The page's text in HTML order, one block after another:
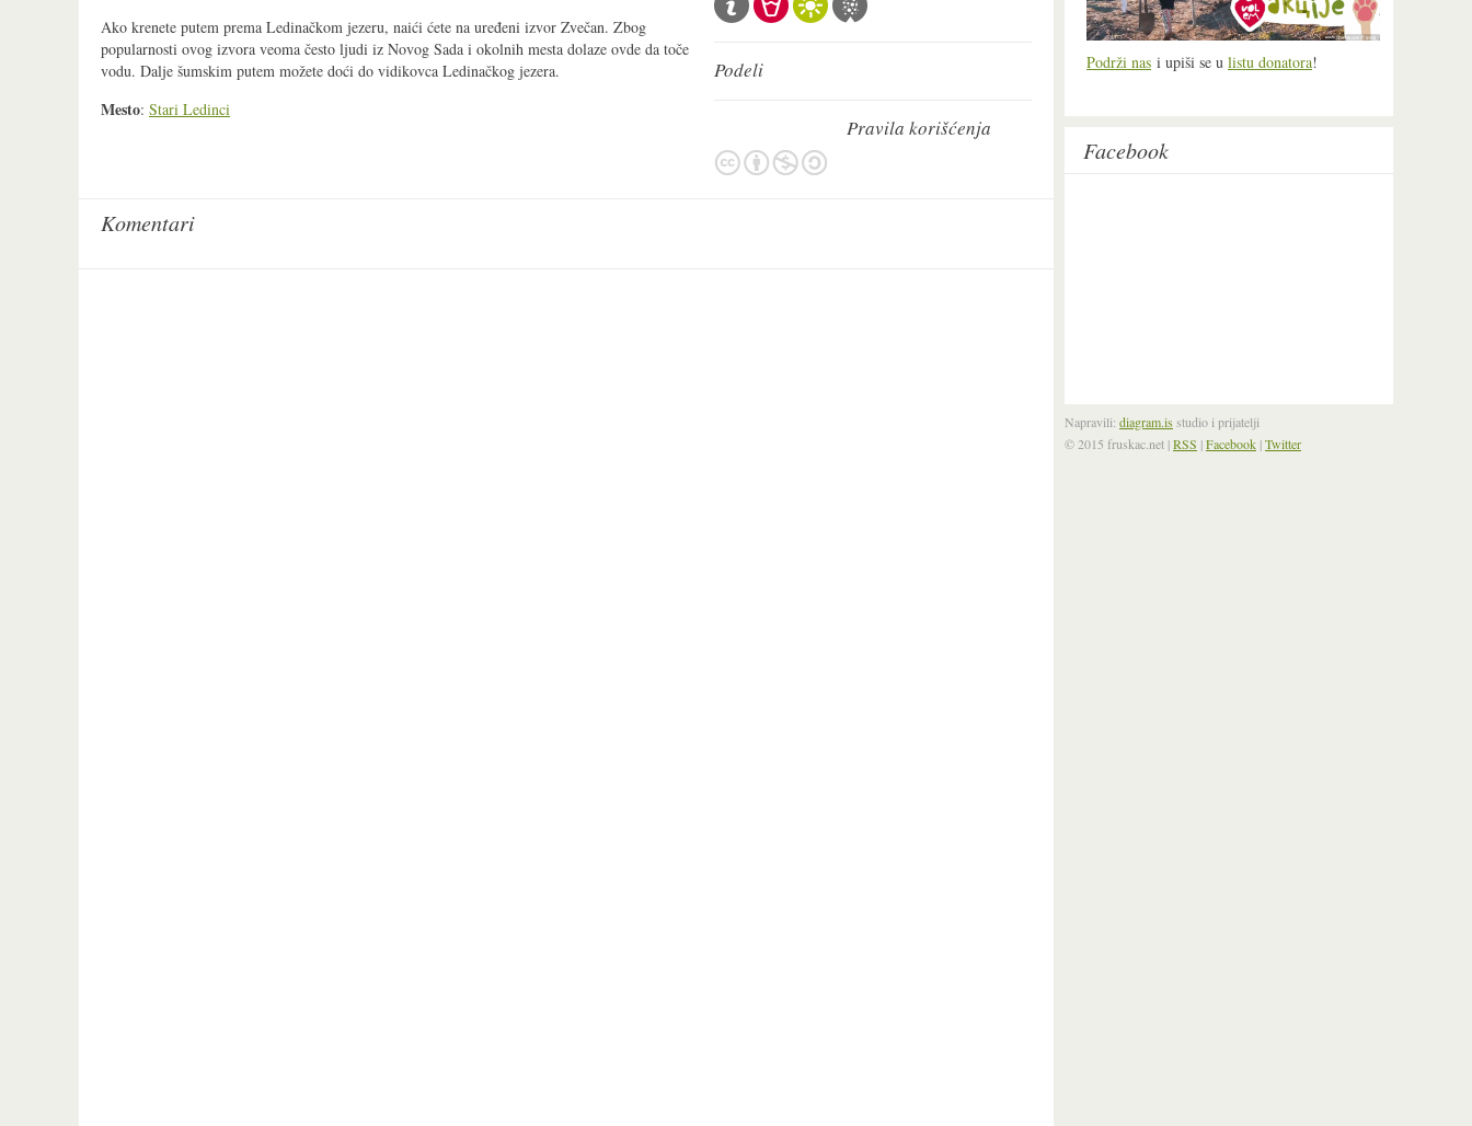
Ako krenete putem prema Ledinačkom jezeru, naići ćete na uređeni izvor Zvečan. Zbog
popularnosti ovog izvora veoma često ljudi iz Novog Sada i okolnih mesta dolaze ovde da toče
vodu. Dalje šumskim putem možete doći do vidikovca Ledinačkog jezera.
Mesto: Stari Ledinci
Podeli
Pravila korišćenja
Komentari
Podrži nas i upiši se u listu donatora!
Facebook
Napravili: diagram.is studio i prijatelji
© 2015 fruskac.net |RSS |Facebook |Twitter